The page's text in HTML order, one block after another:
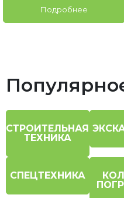
Подробнее
СТРОИТЕЛЬНАЯ
ТЕХНИКА
СПЕЦТЕХНИКА